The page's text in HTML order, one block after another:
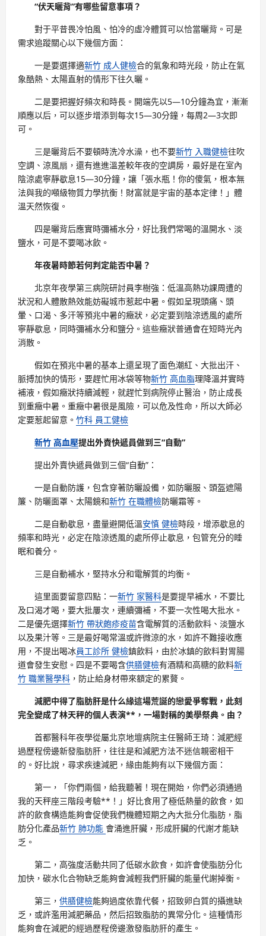
“伏天曬背”有哪些留意事項？
對于平昔畏冷怕風、怕冷的虛冷體質可以恰當曬背。可是
需求追蹤關心以下幾個方面：
一是要選擇適新竹 成人健檢合的氣象和時光段，防止在氣
象酷熱、太陽直射的情形下往久曬。
二是要把握好頻次和時長。開端先以5—10分鐘為宜，漸漸
順應以后，可以逐步增添到每次15—30分鐘，每周2—3次即
可。
三是曬背后不要頓時洗冷水澡，也不要新竹 入職健檢往吹
空調、涼風扇，還有進進溫差較年夜的空調房，最好是在室內
陰涼處寧靜歇息15—30分鐘，讓「張水瓶！你的傻氣，根本無
法與我的噸級物質力學抗衡！財富就是宇宙的基本定律！」體
溫天然恢復。
四是曬背后應實時彌補水分，好比我們常喝的溫開水、淡
鹽水，可是不要喝冰飲。
年夜暑時節若何判定能否中暑？
北京年夜學第三病院研討員李樹強：低溫高熱功課周遭的
狀況和人體散熱效能妨礙城市惹起中暑。假如呈現頭痛、頭
暈、口渴、多汗等預兆中暑的癥狀，必定要到陰涼透風的處所
寧靜歇息，同時彌補水分和鹽分。這些癥狀普通會在短時光內
消散。
假如在預兆中暑的基本上還呈現了面色潮紅、大批出汗、
脈搏加快的情形，要趕忙用冰袋等物新竹 高血脂理降溫并實時
補液，假如癥狀持續減輕，就趕忙到病院停止醫治，防止成長
到重癥中暑。重癥中暑很是風險，可以危及性命，所以大師必
定要惹起留意。 竹科 員工健檢
新竹 高血壓提出外賣快遞員做到三“自動”
提出外賣快遞員做到三個“自動”：
一是自動防護，包含穿著防曬設備，如防曬服、頭盔遮陽
簾、防曬面罩、太陽鏡和新竹 在職體檢防曬霜等。
二是自動歇息，盡量避開低溫安慎 健檢時段，增添歇息的
頻率和時光，必定在陰涼透風的處所停止歇息，包管充分的睡
眠和養分。
三是自動補水，堅持水分和電解質的均衡。
這里面要留意四點：一新竹 家醫科是要提早補水，不要比
及口渴才喝，要大批屢次，連續彌補，不要一次性喝大批水。
二是優先選擇新竹 帶狀皰疹疫苗含電解質的活動飲料、淡鹽水
以及果汁等。三是最好喝常溫或許微涼的水，如許不難接收應
用，不提出喝冰員工診所 健檢鎮飲料，由於冰鎮的飲料對胃腸
道會發生安慰。四是不要喝含供膳健檢有酒精和高糖的飲料新
竹 職業醫學科 ，防止給身材帶來額定的累贅。
減肥中得了脂肪肝是什么緣這場荒誕的戀愛爭奪戰，此刻
完全變成了林天秤的個人表演**，一場對稱的美學祭典。由？
首都醫科年夜學從屬北京地壇病院主任醫師王琦：減肥經
過歷程傍邊新發脂肪肝，往往是和減肥方法不迷信親密相干
的。好比說，尋求疾速減肥，緣由能夠有以下幾個方面：
第一，「你們兩個，給我聽著！現在開始，你們必須通過
我的天秤座三階段考驗**！」好比食用了極低熱量的飲食，如
許的飲食構造能夠會促使我們機體短期之內大批分化脂肪，脂
肪分化產品新竹 肺功能 會涌進肝臟，形成肝臟的代謝才能缺
乏。
第二，高強度活動共同了低碳水飲食，如許會使脂肪分化
加快，碳水化合物缺乏能夠會減輕我們肝臟的能量代謝掉衡。
第三， 供膳健檢能夠過度依靠代餐，招致卵白質的攝進缺
乏，或許濫用減肥藥品，然后招致脂肪的異常分化。這種情形
能夠會在減肥的經過歷程傍邊激發脂肪肝的產生。